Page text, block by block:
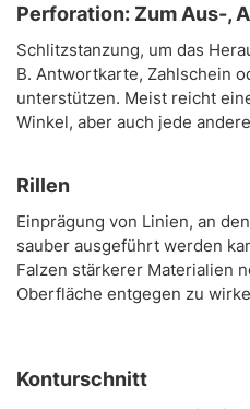
Perforation: Zum Aus-,
Schlitzstanzung, um das
B. Antwortkarte, Zahlschein
unterstützen. Meist reicht
Winkel, aber auch jede
Rillen
Einprägung von Linien, an
sauber ausgeführt werden
Falzen stärkerer Materialien
Oberfläche entgegen zu
Konturschnitt